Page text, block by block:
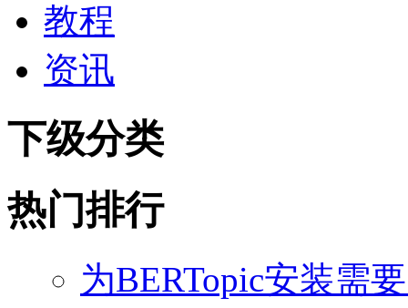
教程
资讯
下级分类
热门排行
为BERTopic安装需